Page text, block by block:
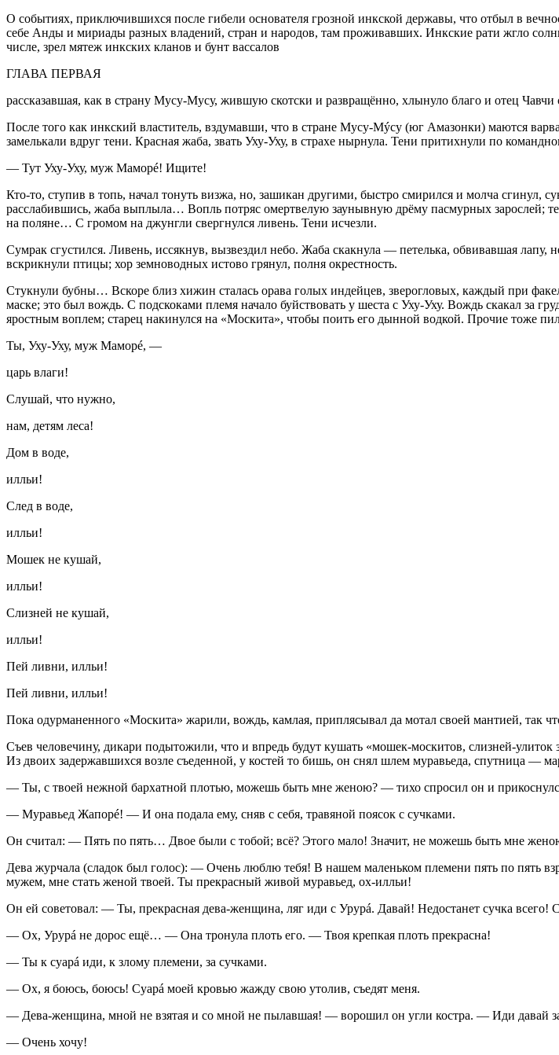
О событиях, приключившихся после гибели основателя грозной инкской державы, что отбыл в
себе Анды и мириады разных владений, стран и народов, там проживавших. Инкские рати жгло
числе, зрел мятеж инкских кланов и бунт вассалов
ГЛАВА ПЕРВАЯ
рассказавшая, как в страну Мусу-Мусу, жившую скотски и развращённо, хлынуло благо и отец
После того как инкский властитель, вздумавши, что в стране Мусу-Мýсу (юг Амазонки) маются
замелькали вдруг тени. Красная жаба, звать Уху-Уху, в страхе нырнула. Тени притихнули по
— Тут Уху-Уху, муж Маморé! Ищите!
Кто-то, ступив в топь, начал тонуть визжа, но, зашикан другими, быстро смирился и молча сгинул,
расслабившись, жаба выплыла… Вопль потряс омертвелую заунывную дрёму пасмурных зарослей;
на поляне… С громом на джунгли свергнулся ливень. Тени исчезли.
Сумрак сгустился. Ливень, иссякнув, вызвездил небо. Жаба скакнула — петелька, обвивавшая
вскрикнули птицы; хор земноводных истово грянул, полня окрестность.
Стукнули бубны… Вскоре близ хижин сталась орава голых индейцев, зверогловых, каждый при
маске; это был вождь. С подскоками племя начало буйствовать у шеста с Уху-Уху. Вождь скакал за
яростным воплем; старец накинулся на «Москита», чтобы поить его дынной водкой. Прочие тоже
Ты, Уху-Уху, муж Маморé, —
царь влаги!
Слушай, что нужно,
нам, детям леса!
Дом в воде,
илльи!
След в воде,
илльи!
Мошек не кушай,
илльи!
Слизней не кушай,
илльи!
Пей ливни, илльи!
Пей ливни, илльи!
Пока одурманенного «Москита» жарили, вождь, камлая, приплясывал да мотал своей мантией, так
Съев человечину, дикари подытожили, что и впредь будут кушать «мошек-москитов, слизней-
Из двоих задержавшихся возле съеденной, у костей то бишь, он снял шлем муравьеда, спутница —
— Ты, с твоей нежной бархатной плотью, можешь быть мне женою? — тихо спросил он и
— Муравьед Жапорé! — И она подала ему, сняв с себя, травяной поясок с сучками.
Он считал: — Пять по пять… Двое были с тобой; всё? Этого мало! Значит, не можешь быть мне
Дева журчала (сладок был голос): — Очень люблю тебя! В нашем маленьком племени пять по пять
мужем, мне стать женой твоей. Ты прекрасный живой муравьед, ох-илльи!
Он ей советовал: — Ты, прекрасная дева-женщина, ляг иди с Урурá. Давай! Недостанет сучка всего!
— Ох, Урурá не дорос ещё… — Она тронула плоть его. — Твоя крепкая плоть прекрасна!
— Ты к суарá иди, к злому племени, за сучками.
— Ох, я боюсь, боюсь! Суарá моей кровью жажду свою утолив, съедят меня.
— Дева-женщина, мной не взятая и со мной не пылавшая! — ворошил он угли костра. — Иди давай
— Очень хочу!